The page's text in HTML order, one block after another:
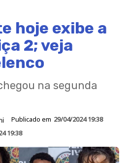
hoje exibe a
2; veja
na segunda
Publicado em 29/04/2024 19:38
19:38